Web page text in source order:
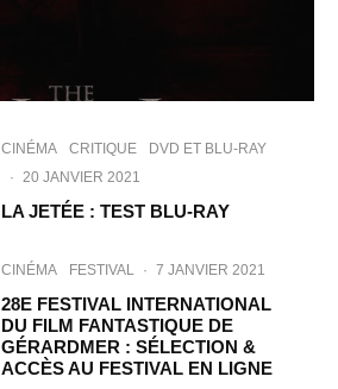
CINÉMA CRITIQUE
DVD ET BLU-RAY
· 20 JANVIER 2021
LA JETÉE : TEST BLU-RAY
CINÉMA FESTIVAL · 7 JANVIER 2021
28E FESTIVAL INTERNATIONAL
DU FILM FANTASTIQUE DE
GÉRARDMER : SÉLECTION &
ACCÈS AU FESTIVAL EN LIGNE